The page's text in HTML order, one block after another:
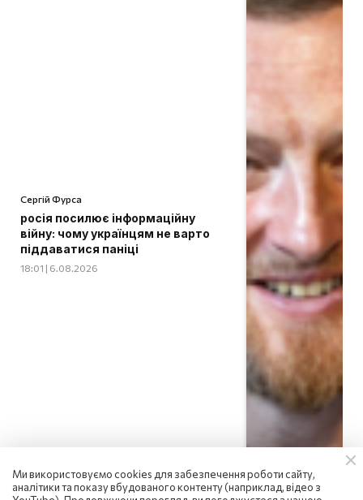
Сергій Фурса
росія посилює інформаційну
війну: чому українцям не варто
піддаватися паніці
18:01 | 6.08.2026
Ми використовуємо cookies для забезпечення роботи сайту,
аналітики та показу вбудованого контенту (наприклад, відео з